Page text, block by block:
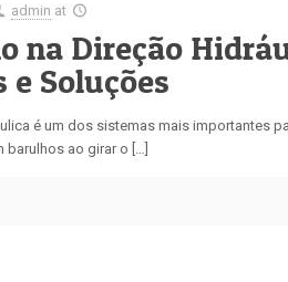
admin at
na Direção
e Soluções
é um dos sistemas mais importantes
ao girar o […]